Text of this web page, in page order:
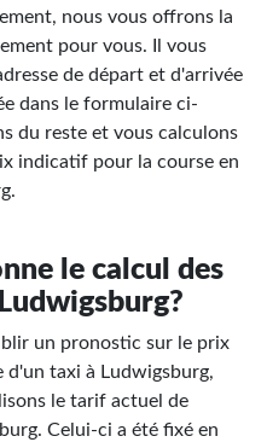
nous vous offrons la
pour vous. Il vous
de départ et d'arrivée
dans le formulaire ci-
du reste et vous calculons
indicatif pour la course en
le calcul des
un pronostic sur le prix
d'un taxi à Ludwigsburg,
le tarif actuel de
Celui-ci a été fixé en